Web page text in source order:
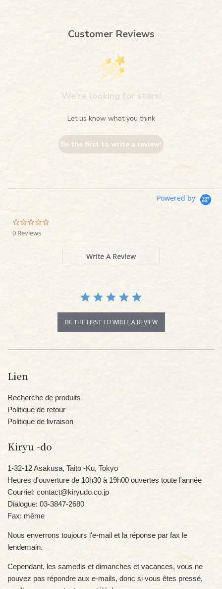
Customer Reviews
We’re looking for stars!
Let us know what you think
Be the first to write a review!
Powered by
0 Reviews
Write A Review
BE THE FIRST TO WRITE A REVIEW
Lien
Recherche de produits
Politique de retour
Politique de livraison
Kiryu -do
1-32-12 Asakusa, Taito -Ku, Tokyo
Heures d'ouverture de 10h30 à 19h00 ouvertes toute l'année
Courriel: contact@kiryudo.co.jp
Dialogue: 03-3847-2680
Fax: même
Nous enverrons toujours l'e-mail et la réponse par fax le
lendemain.
Cependant, les samedis et dimanches et vacances, vous ne
pouvez pas répondre aux e-mails, donc si vous êtes pressé,